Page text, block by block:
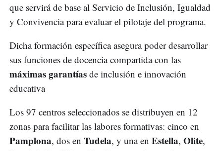
que servirá de base al Servicio de Inclusión, Igualdad
y Convivencia para evaluar el pilotaje del programa.
Dicha formación específica asegura poder desarrollar
sus funciones de docencia compartida con las
máximas garantías de inclusión e innovación
educativa
Los 97 centros seleccionados se distribuyen en 12
zonas para facilitar las labores formativas: cinco en
Pamplona, dos en Tudela, y una en Estella, Olite,